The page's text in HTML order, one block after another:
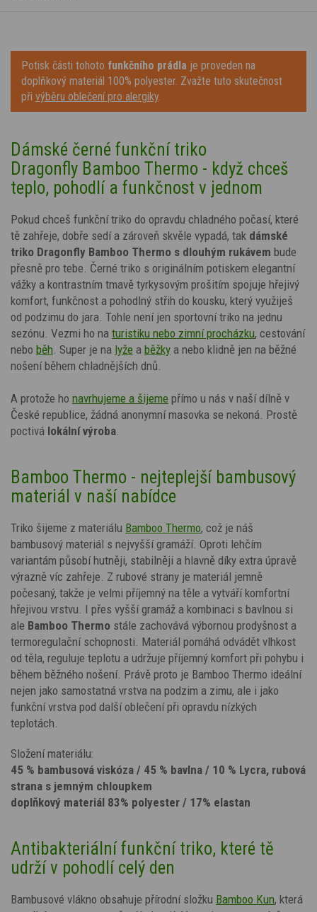
Potisk části tohoto funkčního prádla je proveden na
doplňkový materiál 100% polyester. Zvažte tuto skutečnost
při výběru oblečení pro alergiky.
Dámské černé funkční triko
Dragonfly Bamboo Thermo - když chceš
teplo, pohodlí a funkčnost v jednom
Pokud chceš funkční triko do opravdu chladného počasí, které
tě zahřeje, dobře sedí a zároveň skvěle vypadá, tak dámské
triko Dragonfly Bamboo Thermo s dlouhým rukávem bude
přesně pro tebe. Černé triko s originálním potiskem elegantní
vážky a kontrastním tmavě tyrkysovým prošitím spojuje hřejivý
komfort, funkčnost a pohodlný střih do kousku, který využiješ
od podzimu do jara. Tohle není jen sportovní triko na jednu
sezónu. Vezmi ho na turistiku nebo zimní procházku, cestování
nebo běh . Super je na lyže a běžky a nebo klidně jen na běžné
nošení během chladnějších dnů.
A protože ho navrhujeme a šijeme přímo u nás v naší dílně v
České republice, žádná anonymní masovka se nekoná. Prostě
poctivá lokální výroba
Bamboo Thermo - nejteplejší bambusový
materiál v naší nabídce
Triko šijeme z materiálu Bamboo Thermo, což je náš
bambusový materiál s nejvyšší gramáží. Oproti lehčím
variantám působí hutněji, stabilněji a hlavně díky extra úpravě
výrazně víc zahřeje. Z rubové strany je materiál jemně
počesaný, takže je velmi příjemný na těle a vytváří komfortní
hřejivou vrstvu. I přes vyšší gramáž a kombinaci s bavlnou si
ale Bamboo Thermo stále zachovává výbornou prodyšnost a
termoregulační schopnosti. Materiál pomáhá odvádět vlhkost
od těla, reguluje teplotu a udržuje příjemný komfort při pohybu i
během běžného nošení. Právě proto je Bamboo Thermo ideální
nejen jako samostatná vrstva na podzim a zimu, ale i jako
funkční vrstva pod další oblečení při opravdu nízkých
teplotách.
Složení materiálu:
45 % bambusová viskóza / 45 % bavlna / 10 % Lycra, rubová
strana s jemným chloupkem
doplňkový materiál 83% polyester / 17% elastan
Antibakteriální funkční triko, které tě
udrží v pohodlí celý den
Bambusové vlákno obsahuje přírodní složku Bamboo Kun, která